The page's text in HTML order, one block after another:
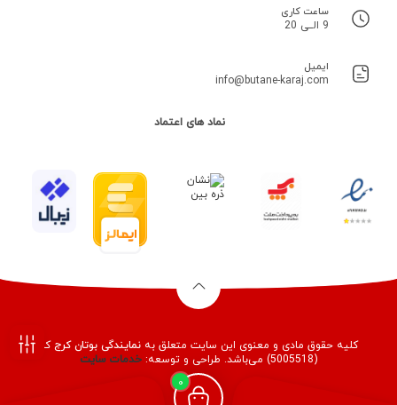
0
ساعت کاری
9 الــی 20
ایمیل
info@butane-karaj.com
نماد های اعتماد
کلیه حقوق مادی و معنوی این سایت متعلق به نمایندگی بوتان کرجکد
(5005518) می‌باشد. طراحی و توسعه:
خدماتسایت